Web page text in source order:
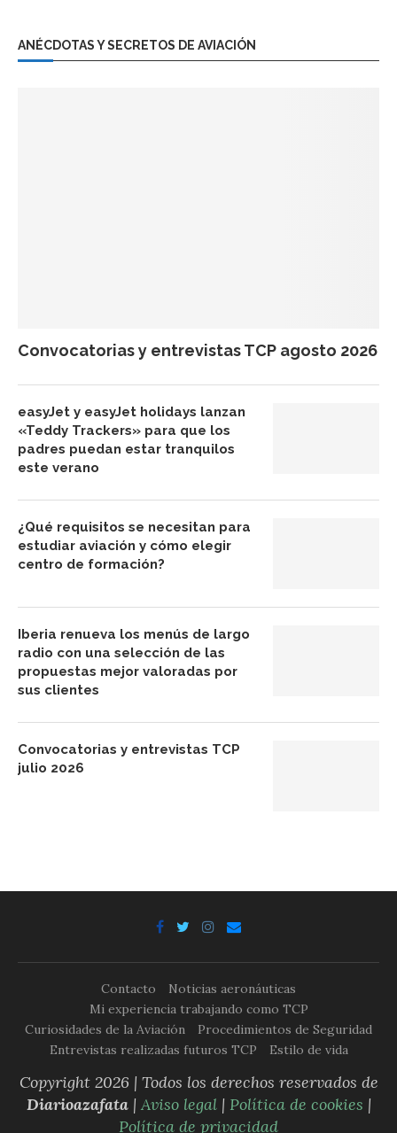
ANÉCDOTAS Y SECRETOS DE AVIACIÓN
Convocatorias y entrevistas TCP agosto 2026
easyJet y easyJet holidays lanzan
«Teddy Trackers» para que los
padres puedan estar tranquilos
este verano
¿Qué requisitos se necesitan para
estudiar aviación y cómo elegir
centro de formación?
Iberia renueva los menús de largo
radio con una selección de las
propuestas mejor valoradas por
sus clientes
Convocatorias y entrevistas TCP
julio 2026
Contacto
Noticias aeronáuticas
Mi experiencia trabajando como TCP
Curiosidades de la Aviación
Procedimientos de Seguridad
Entrevistas realizadas futuros TCP
Estilo de vida
Copyright 2026 | Todos los derechos reservados de
Diarioazafata| Aviso legal| Política de cookies |
Política de privacidad